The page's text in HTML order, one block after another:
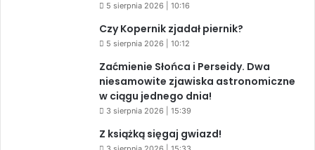
5 sierpnia 2026 | 10:16
Czy Kopernik zjadał piernik?
5 sierpnia 2026 | 10:12
Zaćmienie Słońca i Perseidy. Dwa
niesamowite zjawiska astronomiczne
w ciągu jednego dnia!
3 sierpnia 2026 | 15:39
Z książką sięgaj gwiazd!